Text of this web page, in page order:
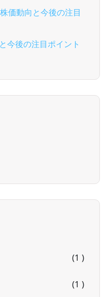
価動向と今後の注目
今後の注目ポイント
(1 )
(1 )